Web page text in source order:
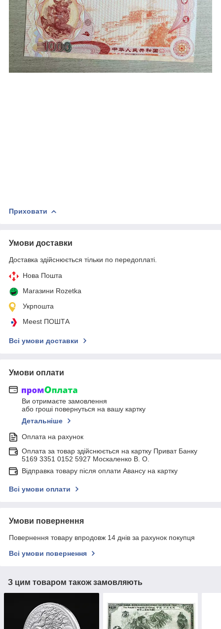
Приховати
Умови доставки
Доставка здійснюється тільки по передоплаті.
Нова Пошта
Магазини Rozetka
Укрпошта
Meest ПОШТА
Всі умови доставки
Умови оплати
Ви отримаєте замовлення
або гроші повернуться на вашу картку
Детальніше
Оплата на рахунок
Оплата за товар здійснюється на картку Приват Банку
5169 3351 0152 5927 Москаленко В. О.
Відправка товару після оплати Авансу на картку
Всі умови оплати
Умови повернення
Повернення товару впродовж 14 днів за рахунок покупця
Всі умови повернення
З цим товаром також замовляють